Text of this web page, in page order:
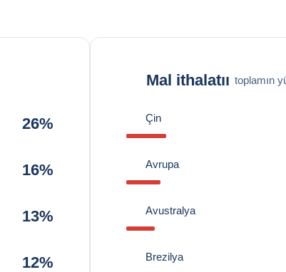
26%
16%
13%
12%
Mal ithalatıı toplamın
Çin
Avrupa
Avustralya
Brezilya